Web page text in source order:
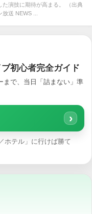
た演技に期待が高まる。 （出典
放送 NEWS ...
初心者完全ガイド
まで、当日「詰まない」準
›
ホテル」に行けば勝て